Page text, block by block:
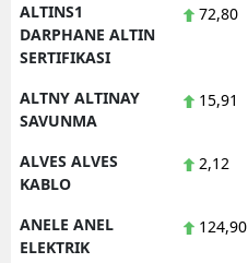
ALTINS1
DARPHANE ALTIN
SERTIFIKASI
72,80
ALTNY ALTINAY
SAVUNMA
15,91
ALVES ALVES
KABLO
2,12
ANELE ANEL
ELEKTRIK
124,90